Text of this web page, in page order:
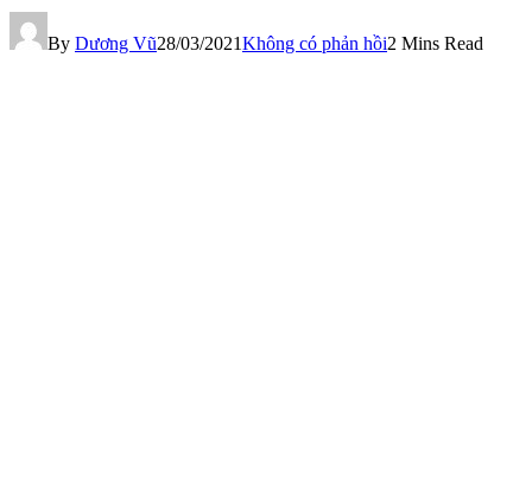
By Dương Vũ28/03/2021Không có phản hồi2 Mins Read